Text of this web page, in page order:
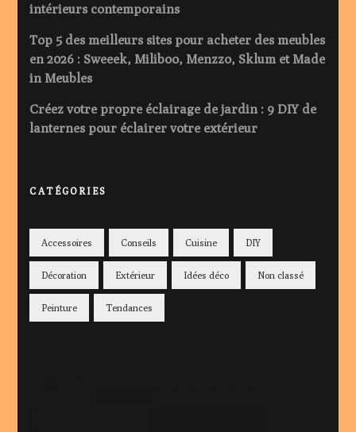
intérieurs contemporains
Top 5 des meilleurs sites pour acheter des meubles
en 2026 : Sweeek, Miliboo, Menzzo, Sklum et Made
in Meubles
Créez votre propre éclairage de jardin : 9 DIY de
lanternes pour éclairer votre extérieur
CATÉGORIES
Accessoires Conseils Cuisine DIY
Décoration Extérieur Idées déco Non classé
Peinture Tendances